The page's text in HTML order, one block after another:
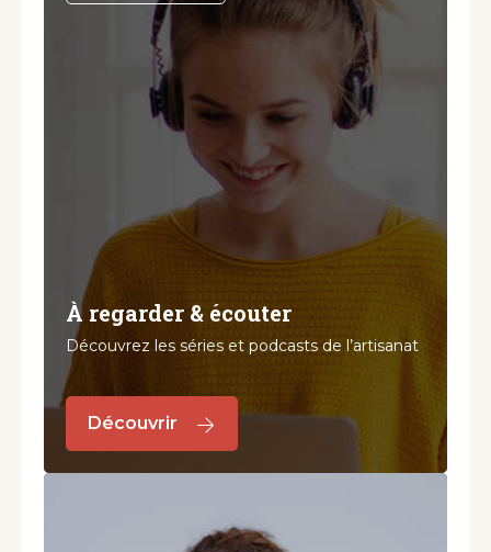
À regarder & écouter
Découvrez les séries et podcasts de l’artisanat
Découvrir